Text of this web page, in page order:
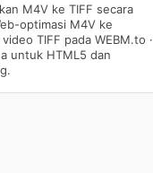
M4V ke TIFF secara
optimasi M4V ke
TIFF pada WEBM.to ·
untuk HTML5 dan